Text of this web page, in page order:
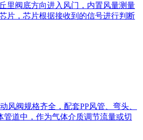
里阀底方向进入风门，内置风量测量
片，芯片根据接收到的信号进行判断
风阀规格齐全，配套PP风管、弯头、
道中，作为气体介质调节流量或切